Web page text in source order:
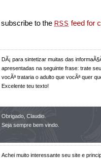
to the RSS feed for
DÃ¡ para sintetizar muitas das
apresentadas na seguinte frase: trate
vocÃª trataria o adulto que vocÃª quer
Excelente teu texto!
Obrigado, Claudio.
Seja sempre bem vindo.
Achei muito interessante seu site e